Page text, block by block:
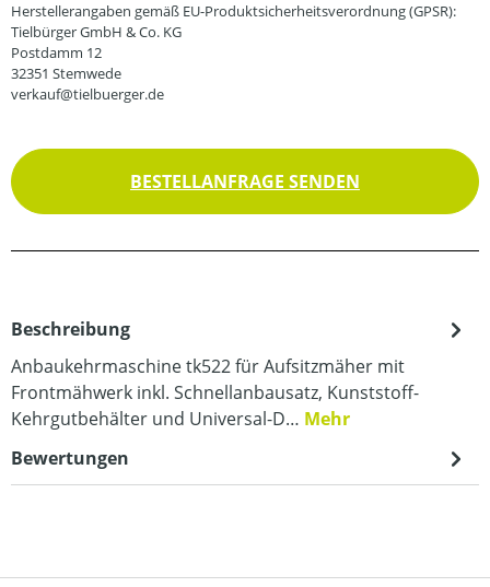
Herstellerangaben gemäß EU-Produktsicherheitsverordnung (GPSR):
Tielbürger GmbH & Co. KG
Postdamm 12
32351 Stemwede
verkauf@tielbuerger.de
BESTELLANFRAGE SENDEN
Beschreibung
Anbaukehrmaschine tk522 für Aufsitzmäher mit
Frontmähwerk inkl. Schnellanbausatz, Kunststoff-
Kehrgutbehälter und Universal-D… Mehr
Bewertungen